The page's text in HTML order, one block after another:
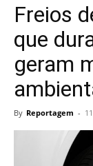
Freios
que
geram
By Reportagem -